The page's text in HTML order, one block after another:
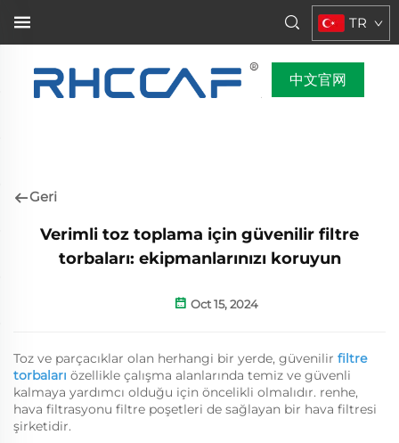
TR
中文官网
Geri
Verimli toz toplama için güvenilir filtre
torbaları: ekipmanlarınızı koruyun
Oct 15, 2024
Toz ve parçacıklar olan herhangi bir yerde, güvenilir filtre
torbaları özellikle çalışma alanlarında temiz ve güvenli
kalmaya yardımcı olduğu için öncelikli olmalıdır. renhe,
hava filtrasyonu filtre poşetleri de sağlayan bir hava filtresi
şirketidir.